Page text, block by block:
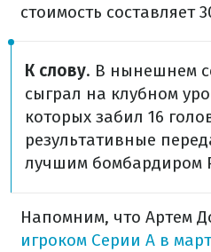
стоимость составляет
К слову. В нынешнем
сыграл на клубном
которых забил 16
результативные
лучшим бомбардиром
Напомним, что Артем
игроком Серии А в